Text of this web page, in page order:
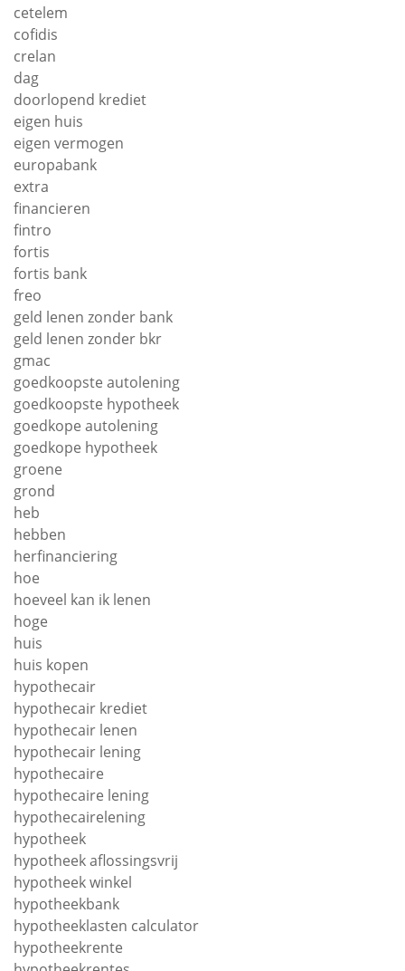
cetelem
cofidis
crelan
dag
doorlopend krediet
eigen huis
eigen vermogen
europabank
extra
financieren
fintro
fortis
fortis bank
freo
geld lenen zonder bank
geld lenen zonder bkr
gmac
goedkoopste autolening
goedkoopste hypotheek
goedkope autolening
goedkope hypotheek
groene
grond
heb
hebben
herfinanciering
hoe
hoeveel kan ik lenen
hoge
huis
huis kopen
hypothecair
hypothecair krediet
hypothecair lenen
hypothecair lening
hypothecaire
hypothecaire lening
hypothecairelening
hypotheek
hypotheek aflossingsvrij
hypotheek winkel
hypotheekbank
hypotheeklasten calculator
hypotheekrente